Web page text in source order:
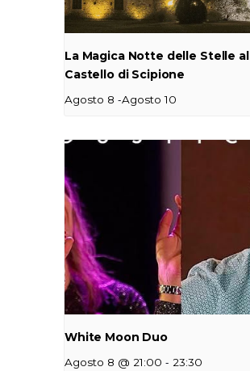
La Magica Notte delle Stelle al
Castello di Scipione
Agosto 8 -Agosto 10
White Moon Duo
Agosto 8 @ 21:00 - 23:30